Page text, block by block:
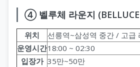
④ 벨루체 라운지
위치
선릉역~삼성역 중간 / 고급
운영시간18:00 ~ 02:30
입장가 35만~50만